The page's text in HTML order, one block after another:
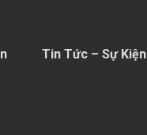
Tin Tức – Sự Kiện